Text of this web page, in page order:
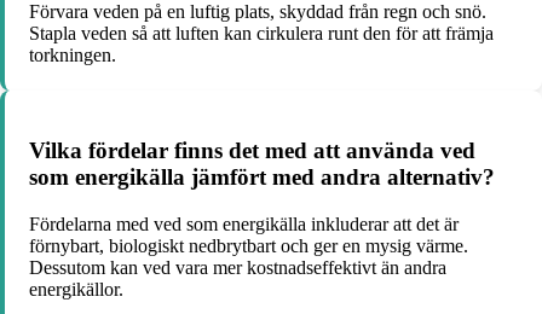
Förvara veden på en luftig plats, skyddad från regn och snö.
Stapla veden så att luften kan cirkulera runt den för att främja
torkningen.
Vilka fördelar finns det med att använda ved
som energikälla jämfört med andra alternativ?
Fördelarna med ved som energikälla inkluderar att det är
förnybart, biologiskt nedbrytbart och ger en mysig värme.
Dessutom kan ved vara mer kostnadseffektivt än andra
energikällor.